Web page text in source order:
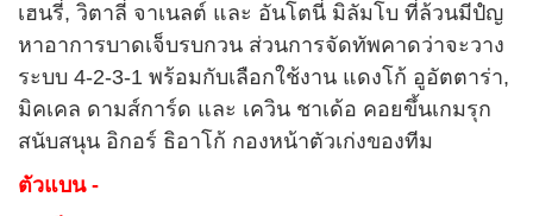
เฮนรี่, วิตาลี่ จาเนลต์ และ อันโตนี่ มิลัมโบ ที่ล้วนมีปํญ
หาอาการบาดเจ็บรบกวน ส่วนการจัดทัพคาดว่าจะวาง
ระบบ 4-2-3-1 พร้อมกับเลือกใช้งาน แดงโก้ อูอัตตาร่า,
มิคเคล ดามส์การ์ด และ เควิน ชาเด้อ คอยขึ้นเกมรุก
สนับสนุน อิกอร์ ธิอาโก้ กองหน้าตัวเก่งของทีม
ตัวแบน -